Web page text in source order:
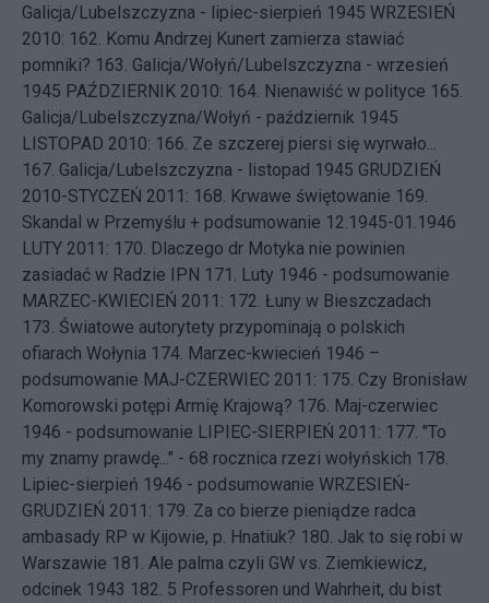
Galicja/Lubelszczyzna - lipiec-sierpień 1945 WRZESIEŃ
2010: 162. Komu Andrzej Kunert zamierza stawiać
pomniki? 163. Galicja/Wołyń/Lubelszczyzna - wrzesień
1945 PAŹDZIERNIK 2010: 164. Nienawiść w polityce 165.
Galicja/Lubelszczyzna/Wołyń - październik 1945
LISTOPAD 2010: 166. Ze szczerej piersi się wyrwało...
167. Galicja/Lubelszczyzna - listopad 1945 GRUDZIEŃ
2010-STYCZEŃ 2011: 168. Krwawe świętowanie 169.
Skandal w Przemyślu + podsumowanie 12.1945-01.1946
LUTY 2011: 170. Dlaczego dr Motyka nie powinien
zasiadać w Radzie IPN 171.
Luty 1946 - podsumowanie
MARZEC-KWIECIEŃ 2011: 172. Łuny w Bieszczadach
173. Światowe autorytety przypominają o polskich
ofiarach Wołynia 174. Marzec-kwiecień 1946 –
podsumowanie MAJ-CZERWIEC 2011: 175. Czy Bronisław
Komorowski potępi Armię Krajową? 176. Maj-czerwiec
1946 - podsumowanie LIPIEC-SIERPIEŃ 2011: 177. "To
my znamy prawdę..." - 68 rocznica rzezi wołyńskich 178.
Lipiec-sierpień 1946 - podsumowanie WRZESIEŃ-
GRUDZIEŃ 2011: 179. Za co bierze pieniądze radca
ambasady RP w Kijowie, p. Hnatiuk? 180. Jak to się robi w
Warszawie 181. Ale palma czyli GW vs. Ziemkiewicz,
odcinek 1943 182. 5 Professoren und Wahrheit, du bist